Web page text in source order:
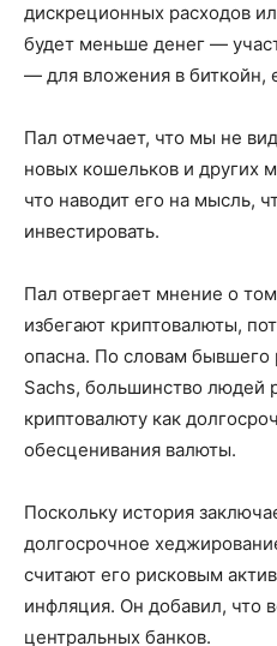
дискреционных расходов
будет меньше денег —
— для вложения в биткойн,
Пал отмечает, что мы не
новых кошельков и других
что наводит его на мысль,
инвестировать.
Пал отвергает мнение о
избегают криптовалюты,
опасна. По словам бывшего
Sachs, большинство людей
криптовалюту как
обесценивания валюты.
Поскольку история
долгосрочное
считают его рисковым
инфляция. Он добавил, что
центральных банков.